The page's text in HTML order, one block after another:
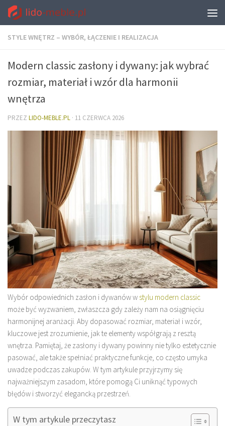
STYLE WNĘTRZ – WYBÓR, ŁĄCZENIE I REALIZACJA
Modern classic zasłony i dywany: jak wybrać
rozmiar, materiał i wzór dla harmonii
wnętrza
PRZEZ LIDO-MEBLE.PL · 11 CZERWCA 2026
Wybór odpowiednich zasłon i dywanów w stylu modern classic
może być wyzwaniem, zwłaszcza gdy zależy nam na osiągnięciu
harmonijnej aranżacji. Aby dopasować rozmiar, materiał i wzór,
kluczowe jest zrozumienie, jak te elementy współgrają z resztą
wnętrza. Pamiętaj, że zasłony i dywany powinny nie tylko estetycznie
pasować, ale także spełniać praktyczne funkcje, co często umyka
uwadze podczas zakupów. W tym artykule przyjrzymy się
najważniejszym zasadom, które pomogą Ci uniknąć typowych
błędów i stworzyć elegancką przestrzeń.
W tym artykule przeczytasz